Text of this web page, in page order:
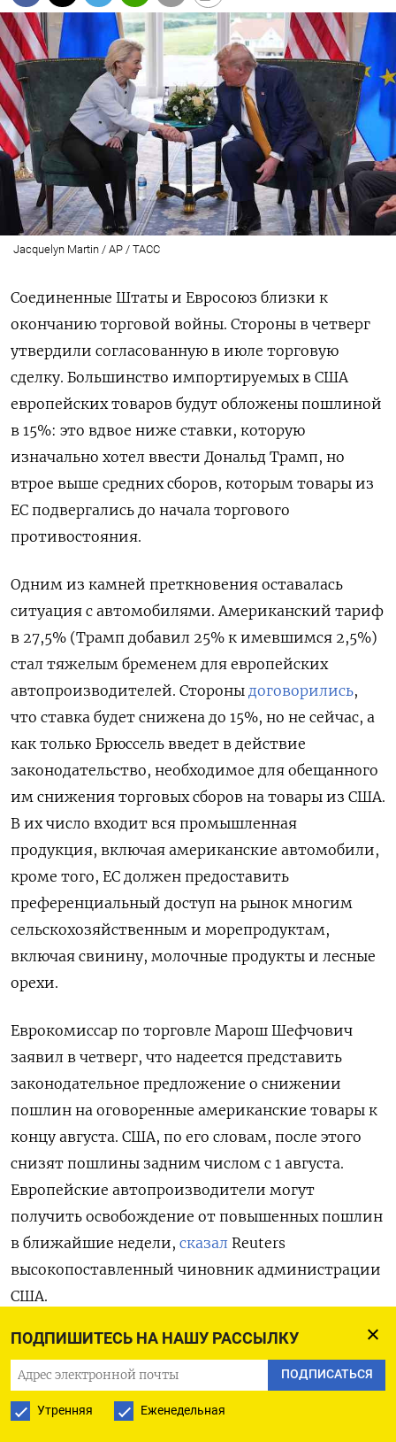
ПОДПИШИТЕСЬ НА НАШУ РАССЫЛКУ
ПОДПИСАТЬСЯ
Утренняя Еженедельная
Jacquelyn Martin / AP / ТАСС
Соединенные Штаты и Евросоюз близки к
окончанию торговой войны. Стороны в четверг
утвердили согласованную в июле торговую
сделку. Большинство импортируемых в США
европейских товаров будут обложены пошлиной
в 15%: это вдвое ниже ставки, которую
изначально хотел ввести Дональд Трамп, но
втрое выше средних сборов, которым товары из
ЕС подвергались до начала торгового
противостояния.
Одним из камней преткновения оставалась
ситуация с автомобилями. Американский тариф
в 27,5% (Трамп добавил 25% к имевшимся 2,5%)
стал тяжелым бременем для европейских
автопроизводителей. Стороны договорились,
что ставка будет снижена до 15%, но не сейчас, а
как только Брюссель введет в действие
законодательство, необходимое для обещанного
им снижения торговых сборов на товары из США.
В их число входит вся промышленная
продукция, включая американские автомобили,
кроме того, ЕС должен предоставить
преференциальный доступ на рынок многим
сельскохозяйственным и морепродуктам,
включая свинину, молочные продукты и лесные
орехи.
Еврокомиссар по торговле Марош Шефчович
заявил в четверг, что надеется представить
законодательное предложение о снижении
пошлин на оговоренные американские товары к
концу августа. США, по его словам, после этого
снизят пошлины задним числом с 1 августа.
Европейские автопроизводители могут
получить освобождение от повышенных пошлин
в ближайшие недели, сказал Reuters
высокопоставленный чиновник администрации
США.
Но договоренность касается только легковых
автомобилей,отмечает
Financial Times:
малотоннажные грузовики, которые составляют
значительную часть европейского экспорта в